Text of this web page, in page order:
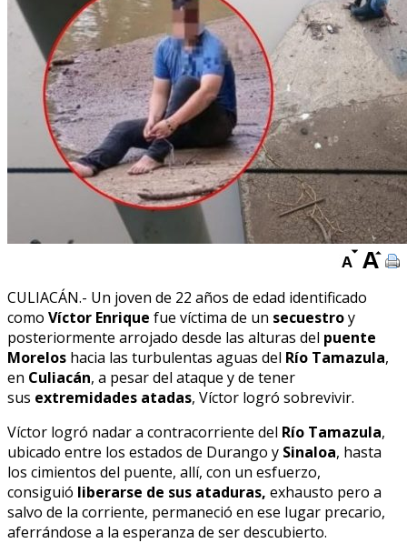
CULIACÁN.- Un joven de 22 años de edad identificado
como Víctor Enrique fue víctima de un secuestroy
posteriormente arrojado desde las alturas del puente
Morelos hacia las turbulentas aguas del Río Tamazula,
en Culiacán, a pesar del ataque y de tener
sus extremidades atadas, Víctor logró sobrevivir.
Víctor logró nadar a contracorriente del Río Tamazula,
ubicado entre los estados de Durango y Sinaloa, hasta
los cimientos del puente, allí, con un esfuerzo,
consiguió liberarse de sus ataduras, exhausto pero a
salvo de la corriente, permaneció en ese lugar precario,
aferrándose a la esperanza de ser descubierto.